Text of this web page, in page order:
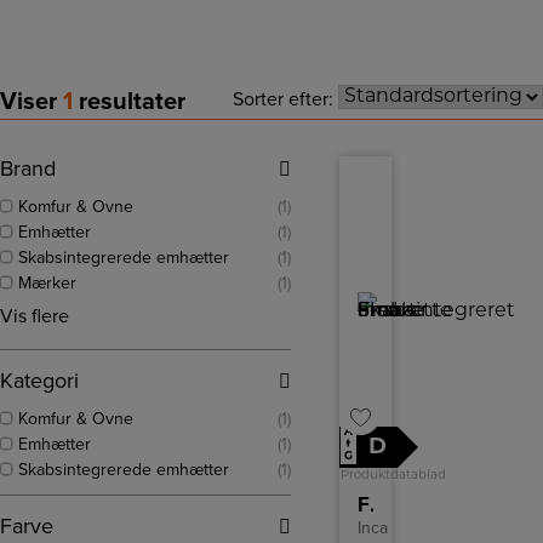
Viser 1 resultater Sorter efter:
A
↑
G
D
Produktdatablad
Franke Skabsintegreret emhætte
Inca
Brand
Komfur & Ovne
(1)
Emhætter
(1)
Skabsintegrerede emhætter
(1)
Mærker
(1)
Vis flere
Kategori
Komfur & Ovne
(1)
Emhætter
(1)
Skabsintegrerede emhætter
(1)
Farve